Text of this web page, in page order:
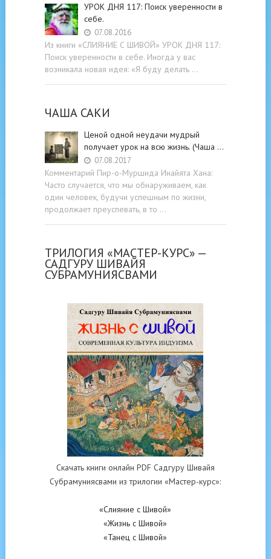
УРОК ДНЯ 117: Поиск уверенности в
себе.
07.08.2016
Из книги «СЛИЯНИЕ С ШИВОЙ» УРОК ДНЯ 117:
Поиск уверенности в себе. Иногда у вас
возникала новая идея: «Я буду делать …
ЧАША САКИ
Ценой одной неудачи мудрый
получает урок на всю жизнь. (Чаша …
07.08.2017
Комментарий Пир-о-Муршида Инайята Хана:
Часто случается, что мы обнаруживаем, как
один человек, будучи успешным по жизни,
продолжает преуспевать, в то …
ТРИЛОГИЯ «МАСТЕР-КУРС» —
САДГУРУ ШИВАЙЯ
СУБРАМУНИЯСВАМИ
Скачать книги онлайн PDF Садгуру Шивайя
Субрамуниясвами из трилогии «Мастер-курс»:
«Слияние с Шивой»
«Жизнь с Шивой»
«Танец с Шивой»